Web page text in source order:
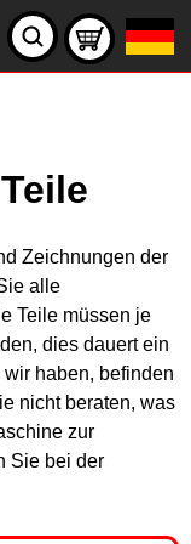
Zeichnungen der
alle
Teile müssen je
dies dauert ein
haben, befinden
nicht beraten, was
zur
Sie bei der